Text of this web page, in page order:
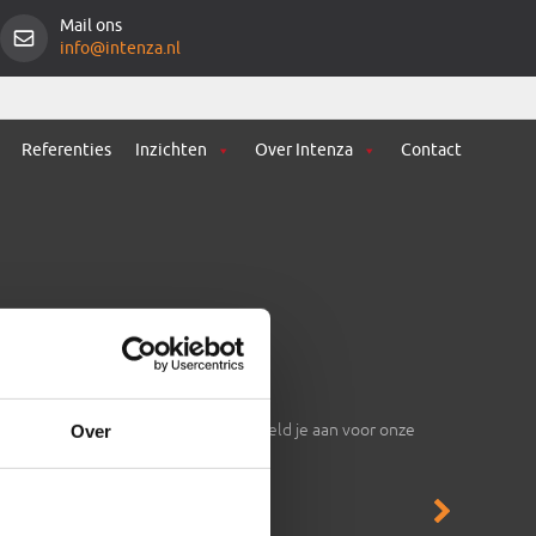
Over
Mail ons
info@intenza.nl
Referenties Inzichten Over Intenza Contact
Laat je inspireren. Meld je aan voor onze